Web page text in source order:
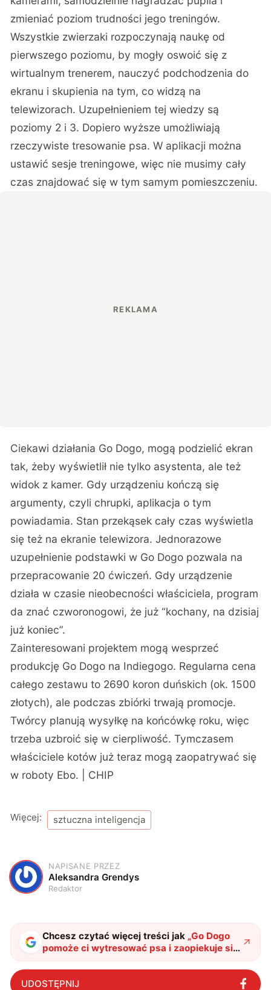
zmieniać poziom trudności jego treningów.
Wszystkie zwierzaki rozpoczynają naukę od
pierwszego poziomu, by mogły oswoić się z
wirtualnym trenerem, nauczyć podchodzenia do
ekranu i skupienia na tym, co widzą na
telewizorach. Uzupełnieniem tej wiedzy są
poziomy 2 i 3. Dopiero wyższe umożliwiają
rzeczywiste tresowanie psa. W aplikacji można
ustawić sesje treningowe, więc nie musimy cały
czas znajdować się w tym samym pomieszczeniu.
Ciekawi działania Go Dogo, mogą podzielić ekran
tak, żeby wyświetlił nie tylko asystenta, ale też
widok z kamer. Gdy urządzeniu kończą się
argumenty, czyli chrupki, aplikacja o tym
powiadamia. Stan przekąsek cały czas wyświetla
się też na ekranie telewizora. Jednorazowe
uzupełnienie podstawki w Go Dogo pozwala na
przepracowanie 20 ćwiczeń. Gdy urządzenie
działa w czasie nieobecności właściciela, program
da znać czworonogowi, że już “kochany, na dzisiaj
już koniec”.
Zainteresowani projektem mogą wesprzeć
produkcję Go Dogo na Indiegogo. Regularna cena
całego zestawu to 2690 koron duńskich (ok. 1500
złotych), ale podczas zbiórki trwają promocje.
Twórcy planują wysyłkę na końcówkę roku, więc
trzeba uzbroić się w cierpliwość. Tymczasem
właściciele kotów już teraz mogą zaopatrywać się
w roboty Ebo. | CHIP
Więcej: sztuczna inteligencja
A
NAPISANE PRZEZ
Aleksandra Grendys
Redaktor
Chcesz czytać więcej treści jak „Go Dogo
pomoże ci wytresować psa i zaopiekuje się
nim, gdy jest sam"?
UDOSTĘPNIJ